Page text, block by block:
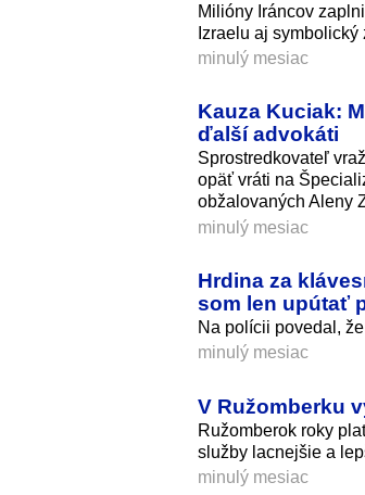
Milióny Iráncov
Izraelu aj
minulý mesiac
Kauza Kuciak:
ďalší advokáti
Sprostredkovateľ
opäť vráti na
obžalovaných Aleny
minulý mesiac
Hrdina za
som len upútať
Na polícii povedal,
minulý mesiac
V Ružomberku
Ružomberok roky
služby lacnejšie a
minulý mesiac